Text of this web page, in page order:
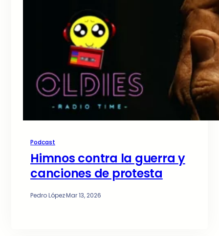
Podcast
Himnos contra la guerra y
canciones de protesta
Pedro López·Mar 13, 2026